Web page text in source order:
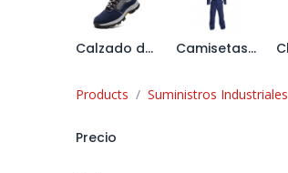
Calzado de Seguridad Camisetas y Polos
Products Suministros Industriales
Precio